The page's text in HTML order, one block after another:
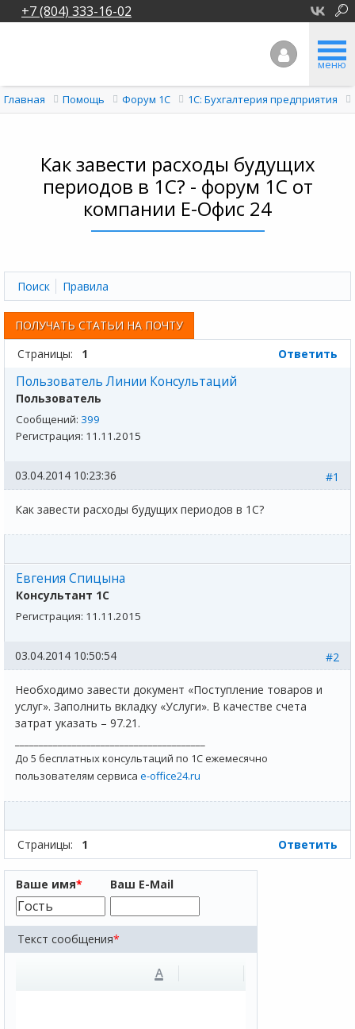
+7 (804) 333-16-02
меню
Главная Помощь Форум 1C 1С: Бухгалтерия предприятия
Как завести расходы будущих
периодов в 1С? - форум 1С от
компании Е-Офис 24
Поиск Правила
ПОЛУЧАТЬ СТАТЬИ НА ПОЧТУ
Страницы:
1 Ответить
Пользователь Линии Консультаций
Пользователь
Сообщений: 399
Регистрация: 11.11.2015
#1
03.04.2014 10:23:36
Как завести расходы будущих периодов в 1С?
Евгения Спицына
Консультант 1С
Регистрация: 11.11.2015
#2
03.04.2014 10:50:54
Необходимо завести документ «Поступление товаров и
услуг». Заполнить вкладку «Услуги». В качестве счета
затрат указать – 97.21.
До 5 бесплатных консультаций по 1С ежемесячно
пользователям сервиса e-office24.ru
Страницы: 1 Ответить
Ваше имя* Ваш E-Mail
Текст сообщения*
A